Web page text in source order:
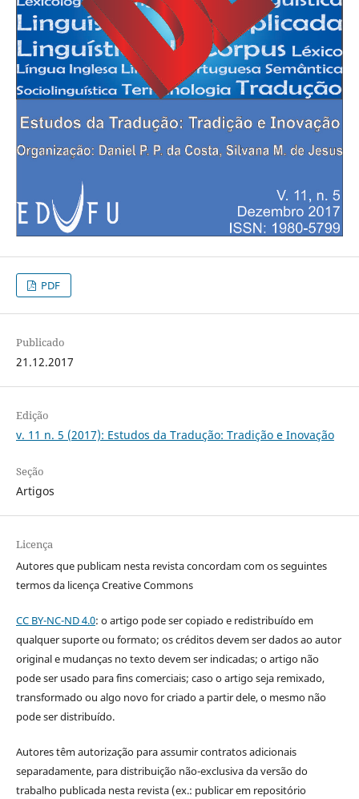
PDF
Publicado
21.12.2017
Edição
v. 11 n. 5 (2017): Estudos da Tradução: Tradição e Inovação
Seção
Artigos
Licença
Autores que publicam nesta revista concordam com os seguintes
termos da licença Creative Commons
CC BY-NC-ND 4.0: o artigo pode ser copiado e redistribuído em
qualquer suporte ou formato; os créditos devem ser dados ao autor
original e mudanças no texto devem ser indicadas; o artigo não
pode ser usado para fins comerciais; caso o artigo seja remixado,
transformado ou algo novo for criado a partir dele, o mesmo não
pode ser distribuído.
Autores têm autorização para assumir contratos adicionais
separadamente, para distribuição não-exclusiva da versão do
trabalho publicada nesta revista (ex.: publicar em repositório